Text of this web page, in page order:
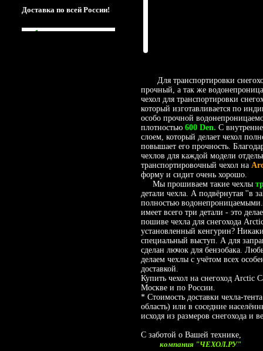
Доставка по всей России!
Для транспортировки
прочный, а так же
чехол для транспортировки
который изготавливается по
особо прочной
плотностью 600 Den. С
слоем, который делает чехол
повышает его прочность.
чехлов для каждой модели
транспортировочный чехол на
форму и сидит очень хорошо.
Мы прошиваем такие чехлы
детали чехла. А подвёрнутая ''в
полностью водонепроницаемыми.
имеет всего три детали - это
пошиве чехла для снегохода
установленный кенгурин?
специальный выступ. А для
сделан лючок для бензобака.
делаем чехлы с учётом всех
доставкой.
Купить чехол на снегоход Arctic
Москве и по России.
* Стоимость доставки чехла-
область) или в соседние
исходя из размеров снегохода и
С заботой о Вашей технике,
компания "ЧЕХОЛ.РУ"